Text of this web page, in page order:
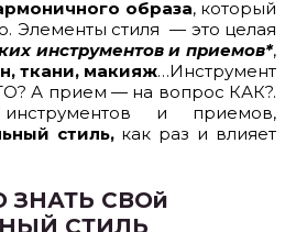
образа, который
Элементы стиля — это целая
инструментов и приемов*,
ткани, макияж…Инструмент
А прием — на вопрос КАК?.
и приемов,
стиль,как раз и влияет
СВОй
СТИЛЬ